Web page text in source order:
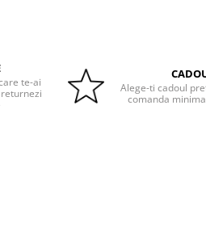
te-ai
Alege-ti cadoul
comanda